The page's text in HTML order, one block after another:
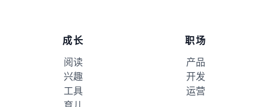
成长
阅读
兴趣
工具
职场
产品
开发
运营